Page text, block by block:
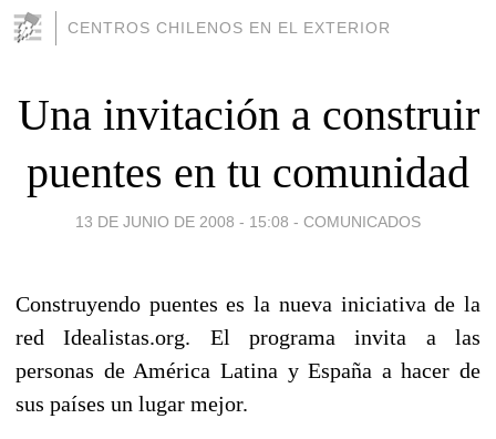
CENTROS CHILENOS EN EL EXTERIOR
Una invitación a construir
puentes en tu comunidad
13 DE JUNIO DE 2008 - 15:08 - COMUNICADOS
Construyendo puentes es la nueva iniciativa de la
red Idealistas.org. El programa invita a las
personas de América Latina y España a hacer de
sus países un lugar mejor.